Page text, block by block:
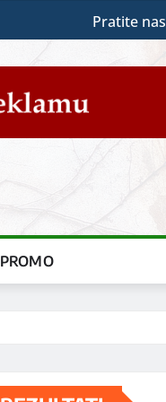
Pratite nas
PROMO